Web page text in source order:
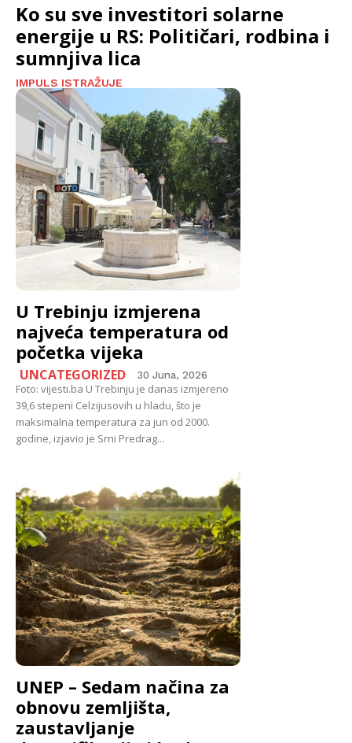
Ko su sve investitori solarne
energije u RS: Političari, rodbina i
sumnjiva lica
IMPULS ISTRAŽUJE
U Trebinju izmjerena
najveća temperatura od
početka vijeka
UNCATEGORIZED 30 Juna, 2026
Foto: vijesti.ba U Trebinju je danas izmjereno
39,6 stepeni Celzijusovih u hladu, što je
maksimalna temperatura za jun od 2000.
godine, izjavio je Srni Predrag...
UNEP – Sedam načina za
obnovu zemljišta,
zaustavljanje